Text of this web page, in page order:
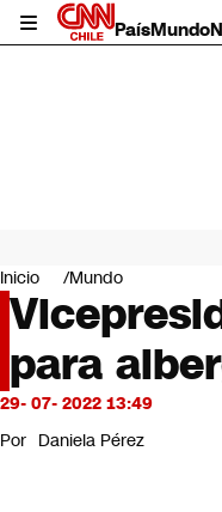
PaísMundo
Mundo
Negocios
Deportes
Programas completos
Cultura
Servicios
Bits
CNN Data
Inicio Mundo
para
29- 07- 2022 13:49
Por Daniela Pérez